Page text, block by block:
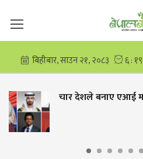
बनाए एआई मन्त्री